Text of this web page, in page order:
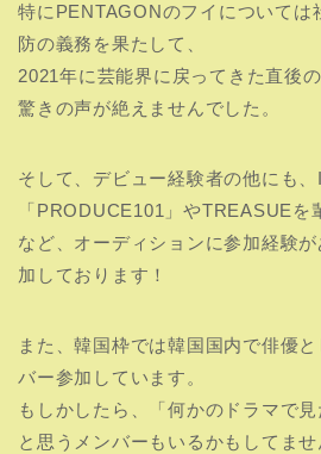
特にPENTAGONのフイについては
防の義務を果たして、
2021年に芸能界に戻ってきた直後
驚きの声が絶えませんでした。
そして、デビュー経験者の他にも
「PRODUCE101」やTREASUEを
など、オーディションに参加経験
加しております！
また、韓国枠では韓国国内で俳優
バー参加しています。
もしかしたら、「何かのドラマで見
と思うメンバーもいるかもしてませ